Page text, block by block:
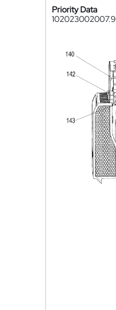
Priority Data
102023002007.9